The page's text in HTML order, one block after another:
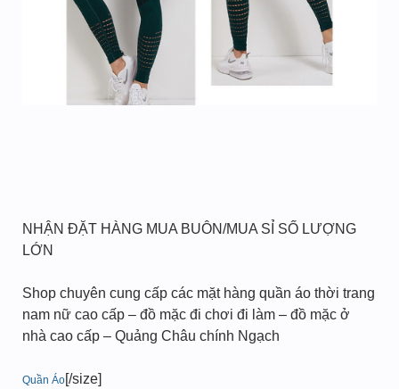
NHẬN ĐẶT HÀNG MUA BUÔN/MUA SỈ SỐ LƯỢNG
LỚN
Shop chuyên cung cấp các mặt hàng quần áo thời trang
nam nữ cao cấp – đồ mặc đi chơi đi làm – đồ mặc ở
nhà cao cấp – Quảng Châu chính Ngạch
Quần Áo[/size]